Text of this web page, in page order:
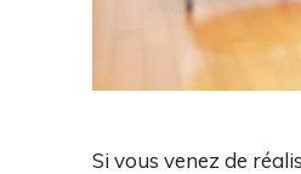
Si vous venez de